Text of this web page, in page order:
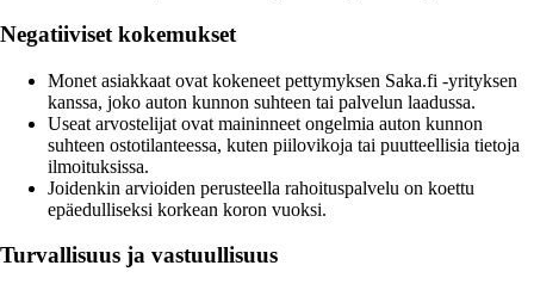
Negatiiviset kokemukset
Monet asiakkaat ovat kokeneet pettymyksen Saka.fi -yrityksen
kanssa, joko auton kunnon suhteen tai palvelun laadussa.
Useat arvostelijat ovat maininneet ongelmia auton kunnon
suhteen ostotilanteessa, kuten piilovikoja tai puutteellisia tietoja
ilmoituksissa.
Joidenkin arvioiden perusteella rahoituspalvelu on koettu
epäedulliseksi korkean koron vuoksi.
Turvallisuus ja vastuullisuus